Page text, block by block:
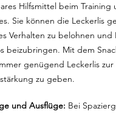
Hilfsmittel beim Training
Sie können die Leckerlis
Verhalten zu belohnen
beizubringen. Mit dem
genügend Leckerlis
zu geben.
und Ausflüge: Bei